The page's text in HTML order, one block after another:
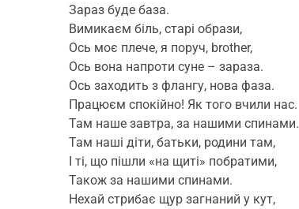
Зараз буде база.
Вимикаєм біль, старі образи,
Ось моє плече, я поруч, brother,
Ось вона напроти суне – зараза.
Ось заходить з флангу, нова фаза.
Працюєм спокійно! Як того вчили нас.
Там наше завтра, за нашими спинами.
Там наші діти, батьки, родини там,
І ті, що пішли «на щиті» побратими,
Також за нашими спинами.
Нехай стрибає щур загнаний у кут,